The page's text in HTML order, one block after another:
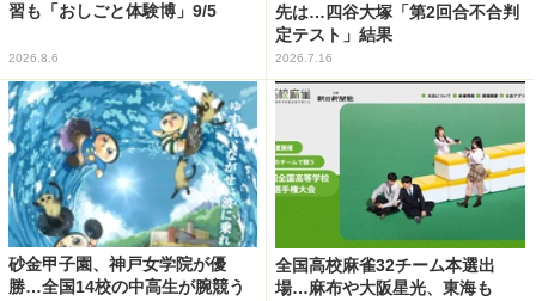
習も「おしごと体験博」9/5
2026.8.6
先は…四谷大塚「第2回合不合判
定テスト」結果
2026.7.16
砂金甲子園、神戸女学院が優
勝…全国14校の中高生が腕競う
全国高校麻雀32チーム本選出
場…麻布や大阪星光、東海も